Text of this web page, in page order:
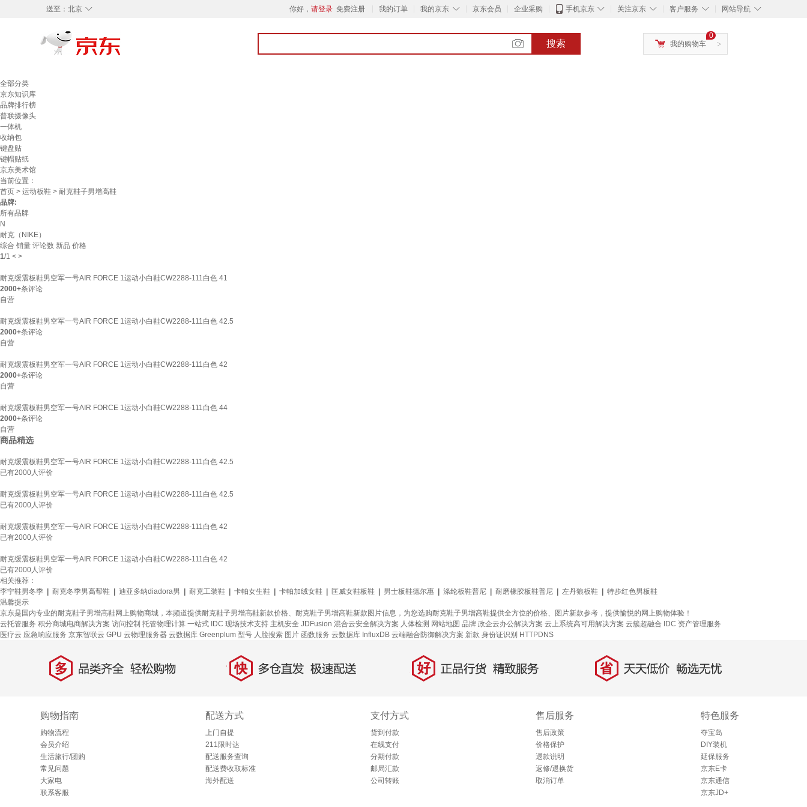
◇
送至： 北京 你好， 请登录 免费注册 我的订单 ◇
我的京东 京东会员 企业采购 ◇
手机京东 ◇
关注京东 ◇
客户服务 ◇
网站导航
搜索 >
0
我的购物车
全部分类
京东知识库
品牌排行榜
普联摄像头
一体机
收纳包
键盘贴
键帽贴纸
京东美术馆
当前位置：
首页 > 运动板鞋 > 耐克鞋子男增高鞋
品牌:
所有品牌
N
耐克（NIKE）
综合 销量 评论数 新品 价格
1/1 < >
耐克缓震板鞋男空军一号AIR FORCE 1运动小白鞋CW2288-111白色 41
2000+条评论
自营
耐克缓震板鞋男空军一号AIR FORCE 1运动小白鞋CW2288-111白色 42.5
2000+条评论
自营
耐克缓震板鞋男空军一号AIR FORCE 1运动小白鞋CW2288-111白色 42
2000+条评论
自营
耐克缓震板鞋男空军一号AIR FORCE 1运动小白鞋CW2288-111白色 44
2000+条评论
自营
商品精选
耐克缓震板鞋男空军一号AIR FORCE 1运动小白鞋CW2288-111白色 42.5
已有2000人评价
耐克缓震板鞋男空军一号AIR FORCE 1运动小白鞋CW2288-111白色 42.5
已有2000人评价
耐克缓震板鞋男空军一号AIR FORCE 1运动小白鞋CW2288-111白色 42
已有2000人评价
耐克缓震板鞋男空军一号AIR FORCE 1运动小白鞋CW2288-111白色 42
已有2000人评价
相关推荐：
李宁鞋男冬季
耐克冬季男高帮鞋 迪亚多纳diadora男 耐克工装鞋 卡帕女生鞋 卡帕加绒女鞋 匡威女鞋板鞋 男士板鞋德尔惠 涤纶板鞋普尼 耐磨橡胶板鞋普尼 左丹狼板鞋
特步红色男板鞋
温馨提示
京东是国内专业的耐克鞋子男增高鞋网上购物商城，本频道提供耐克鞋子男增高鞋新款价格、耐克鞋子男增高鞋新款图片信息，为您选购耐克鞋子男增高鞋提供全方位的价格、图片新款参考，提供愉悦的网上购物体验！
云托管服务 积分商城电商解决方案 访问控制 托管物理计算 一站式 IDC 现场技术支持 主机安全 JDFusion 混合云安全解决方案 人体检测 网站地图 品牌 政企云办公解决方案 云上系统高可用解决方案 云簇超融合
IDC 资产管理服务
医疗云 应急响应服务 京东智联云 GPU 云物理服务器 云数据库 Greenplum 型号 人脸搜索 图片 函数服务 云数据库 InfluxDB 云端融合防御解决方案 新款 身份证识别 HTTPDNS
多 品类齐全，轻松购物 快 多仓直发，极速配送 好 正品行货，精致服务 省 天天低价，畅选无忧
购物指南
购物流程
会员介绍
生活旅行/团购
常见问题
大家电
联系客服
配送方式
上门自提
211限时达
配送服务查询
配送费收取标准
海外配送
支付方式
货到付款
在线支付
分期付款
邮局汇款
公司转账
售后服务
售后政策
价格保护
退款说明
返修/退换货
取消订单
特色服务
夺宝岛
DIY装机
延保服务
京东E卡
京东通信
京东JD+